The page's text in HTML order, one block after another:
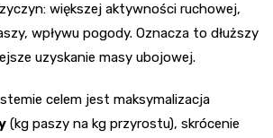
większej aktywności ruchowej,
wpływu pogody. Oznacza to dłuższy
uzyskanie masy ubojowej.
celem jest maksymalizacja
(kg paszy na kg przyrostu), skrócenie